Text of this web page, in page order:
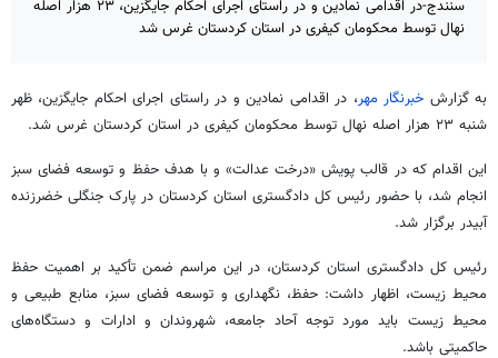
سنندج-در اقدامی نمادین و در راستای اجرای احکام جایگزین، ۲۳ هزار اصله
نهال توسط محکومان کیفری در استان کردستان غرس شد
به گزارش خبرنگار مهر، در اقدامی نمادین و در راستای اجرای احکام جایگزین، ظهر
شنبه ۲۳ هزار اصله نهال توسط محکومان کیفری در استان کردستان غرس شد.
این اقدام که در قالب پویش «درخت عدالت» و با هدف حفظ و توسعه فضای سبز
انجام شد، با حضور رئیس کل دادگستری استان کردستان در پارک جنگلی خضرزنده
آبیدر برگزار شد.
رئیس کل دادگستری استان کردستان، در این مراسم ضمن تأکید بر اهمیت حفظ
محیط زیست، اظهار داشت: حفظ، نگهداری و توسعه فضای سبز، منابع طبیعی و
محیط زیست باید مورد توجه آحاد جامعه، شهروندان و ادارات و دستگاه‌های
حاکمیتی باشد.